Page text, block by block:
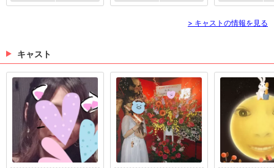
気に営業してます✨#ガールズバー #錦糸町 #ガールズ
> キャストの情報を見る
キャスト